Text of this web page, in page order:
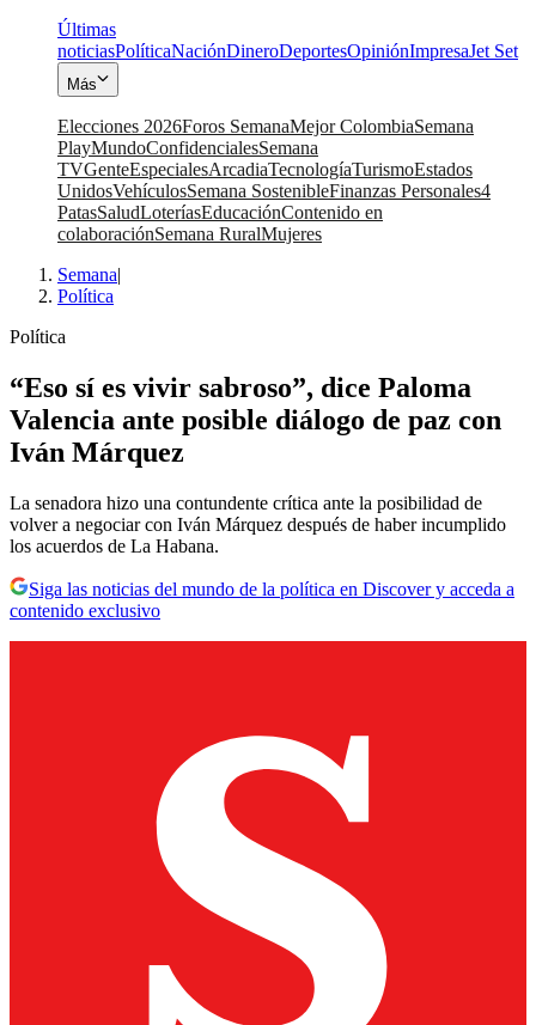
Últimas
noticiasPolíticaNaciónDineroDeportesOpiniónImpresaJet Set
Más
Elecciones 2026Foros SemanaMejor ColombiaSemana
PlayMundoConfidencialesSemana
TVGenteEspecialesArcadiaTecnologíaTurismoEstados
UnidosVehículosSemana SostenibleFinanzas Personales4
PatasSaludLoteríasEducaciónContenido en
colaboraciónSemana RuralMujeres
Semana|
Política
Política
“Eso sí es vivir sabroso”, dice Paloma
Valencia ante posible diálogo de paz con
Iván Márquez
La senadora hizo una contundente crítica ante la posibilidad de
volver a negociar con Iván Márquez después de haber incumplido
los acuerdos de La Habana.
Siga las noticias del mundo de la política en Discover y acceda a
contenido exclusivo